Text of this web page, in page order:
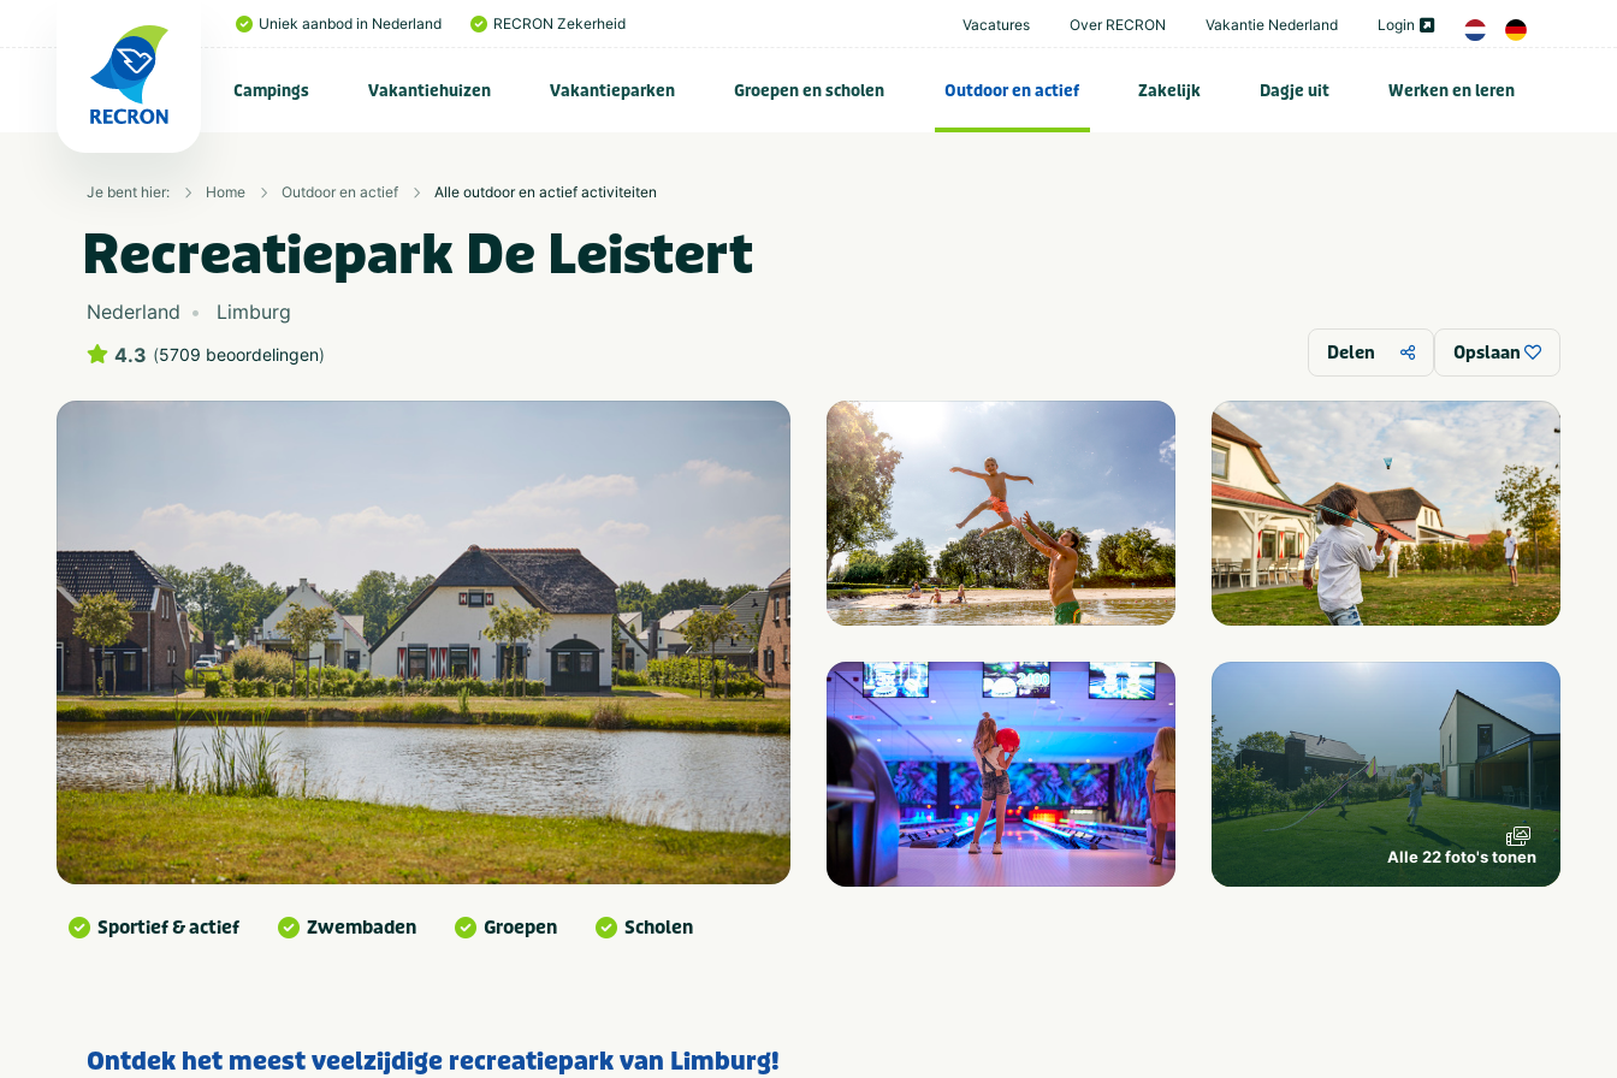
Uniek aanbod in Nederland RECRON Zekerheid Vacatures Over RECRON Vakantie Nederland Login
Campings Vakantiehuizen Vakantieparken Groepen en scholen Outdoor en actief Zakelijk Dagje uit Werken en leren
Je bent hier: Home Outdoor en actief Alle outdoor en actief activiteiten
Recreatiepark De Leistert
Nederland
Limburg
4.3 (5709 beoordelingen) Delen Opslaan
Alle 22 foto's tonen
Sportief & actief Zwembaden Groepen Scholen
Ontdek het meest veelzijdige recreatiepark van Limburg!